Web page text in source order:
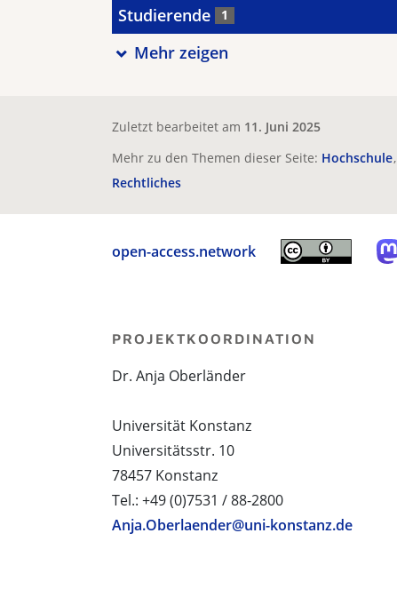
Studierende 1
Mehr zeigen
Zuletzt bearbeitet am 11. Juni 2025
Mehr zu den Themen dieser Seite: Hochschule
Rechtliches
open-access.network
PROJEKTKOORDINATION
Dr. Anja Oberländer
Universität Konstanz
Universitätsstr. 10
78457 Konstanz
Tel.: +49 (0)7531 / 88-2800
Anja.Oberlaender@uni-konstanz.de